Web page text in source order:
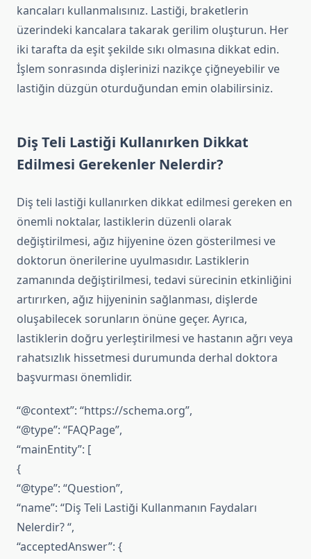
kancaları kullanmalısınız. Lastiği, braketlerin
üzerindeki kancalara takarak gerilim oluşturun. Her
iki tarafta da eşit şekilde sıkı olmasına dikkat edin.
İşlem sonrasında dişlerinizi nazikçe çiğneyebilir ve
lastiğin düzgün oturduğundan emin olabilirsiniz.
Diş Teli Lastiği Kullanırken Dikkat
Edilmesi Gerekenler Nelerdir?
Diş teli lastiği kullanırken dikkat edilmesi gereken en
önemli noktalar, lastiklerin düzenli olarak
değiştirilmesi, ağız hijyenine özen gösterilmesi ve
doktorun önerilerine uyulmasıdır. Lastiklerin
zamanında değiştirilmesi, tedavi sürecinin etkinliğini
artırırken, ağız hijyeninin sağlanması, dişlerde
oluşabilecek sorunların önüne geçer. Ayrıca,
lastiklerin doğru yerleştirilmesi ve hastanın ağrı veya
rahatsızlık hissetmesi durumunda derhal doktora
başvurması önemlidir.
“@context”: “https://schema.org”,
“@type”: “FAQPage”,
“mainEntity”: [
{
“@type”: “Question”,
“name”: “Diş Teli Lastiği Kullanmanın Faydaları
Nelerdir? “,
“acceptedAnswer”: {